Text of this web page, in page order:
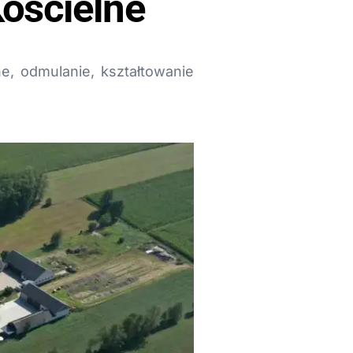
odmulanie, kształtowanie